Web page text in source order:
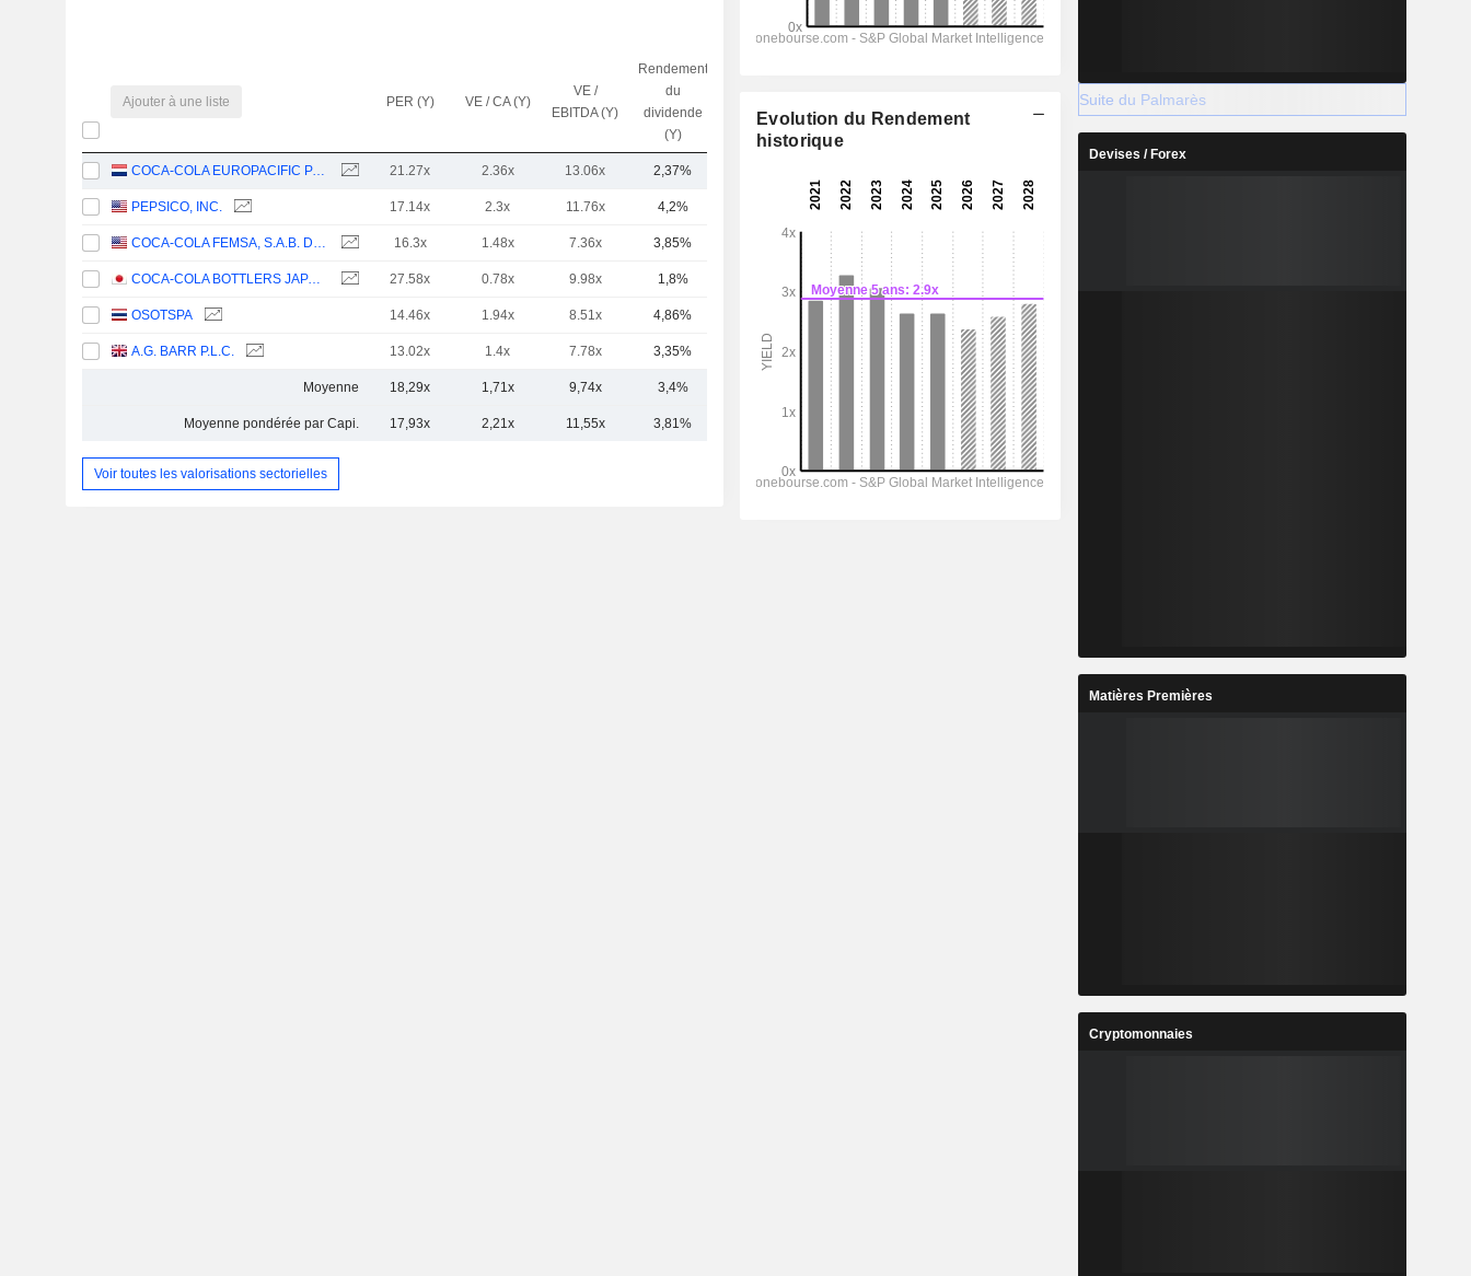
Ajouter à une liste PER (Y) VE / CA (Y)
VE /
EBITDA (Y)
Rendement
du
dividende
(Y)
COCA-COLA EUROPACIFIC PARTNERS PLC 21.27x 2.36x 13.06x 2,37%
PEPSICO, INC. 17.14x 2.3x 11.76x 4,2%
COCA-COLA FEMSA, S.A.B. DE C.V. 16.3x 1.48x 7.36x 3,85%
COCA-COLA BOTTLERS JAPAN HOLDINGS INC. 27.58x 0.78x 9.98x 1,8%
OSOTSPA 14.46x 1.94x 8.51x 4,86%
A.G. BARR P.L.C. 13.02x 1.4x 7.78x 3,35% 909 M
Moyenne 18,29x 1,71x 9,74x 3,4%
Moyenne pondérée par Capi. 17,93x 2,21x 11,55x 3,81%
Voir toutes les valorisations sectorielles
Evolution du Rendement
historique
Suite du Palmarès
Devises / Forex
Matières Premières
Cryptomonnaies